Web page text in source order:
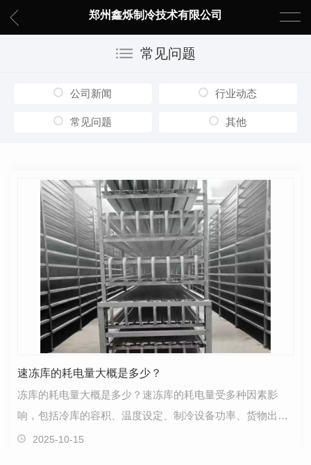
郑州鑫烁制冷技术有限公司
常见问题
公司新闻 行业动态
常见问题 其他
速冻库的耗电量大概是多少？
冻库的耗电量大概是多少？速冻库的耗电量受多种因素影
响，包括冷库的容积、温度设定、制冷设备功率、货物出入
2025-10-15